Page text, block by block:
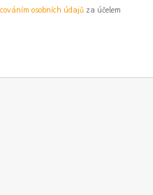
osobních údajů za účelem